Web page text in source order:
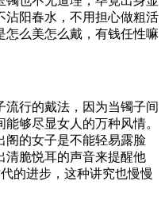
沾阳春水，不用担心做粗活
怎么美怎么戴，有钱任性嘛
行的戴法，因为当镯子间
够尽显女人的万种风情。
阁的女子是不能轻易露脸
清脆悦耳的声音来提醒他
的进步，这种讲究也慢慢